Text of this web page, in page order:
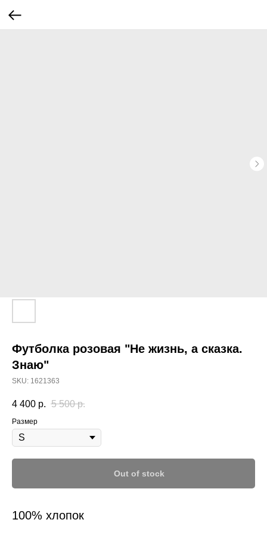
Футболка розовая "Не жизнь, а сказка.
Знаю"
SKU: 1621363
4 400 р. 5 500 р.
Размер
Out of stock
100% хлопок